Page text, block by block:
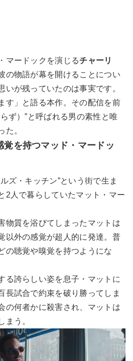
マードックを演じるチャーリ
の物語が幕を開けることについ
いが残っていたのは事実です。
す」と語る本作。その配信を前
ず）”と呼ばれる男の素性と唯
た。
を持つマッド・マードッ
ズ・キッチン”という街で生ま
2人で暮らしていたマット・マー
物質を浴びてしまったマットは
以外の感覚が超人的に発達。普
の聴覚や嗅覚を持つようにな
る誇らしい姿を息子・マットに
長試合で約束を破り勝ってしま
の何者かに殺害され、マットは
まう。